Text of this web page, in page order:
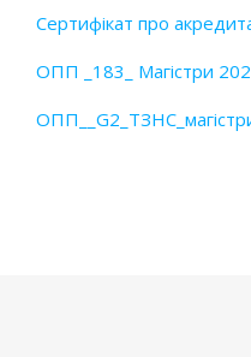
Сертифікат про
ОПП _183_ Магістри